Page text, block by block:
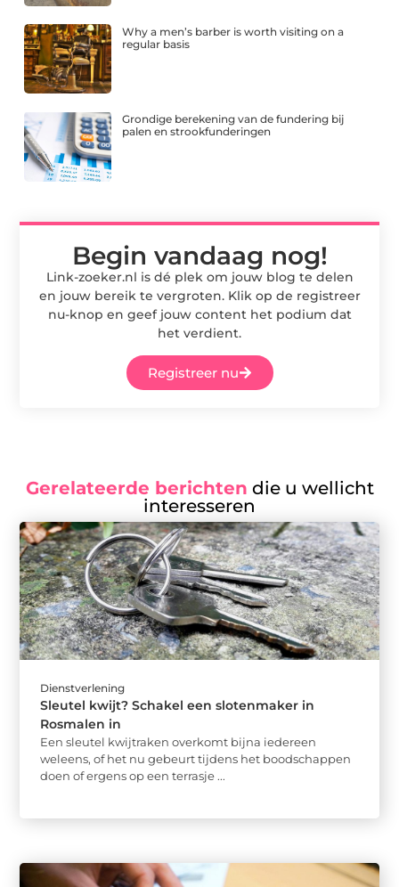
Why a men’s barber is worth visiting on a
regular basis
Grondige berekening van de fundering bij
palen en strookfunderingen
Begin vandaag nog!
Link-zoeker.nl is dé plek om jouw blog te delen
en jouw bereik te vergroten. Klik op de registreer
nu-knop en geef jouw content het podium dat
het verdient.
Registreer nu
Gerelateerde berichten die u wellicht
interesseren
Dienstverlening
Sleutel kwijt? Schakel een slotenmaker in
Rosmalen in
Een sleutel kwijtraken overkomt bijna iedereen
weleens, of het nu gebeurt tijdens het boodschappen
doen of ergens op een terrasje ...